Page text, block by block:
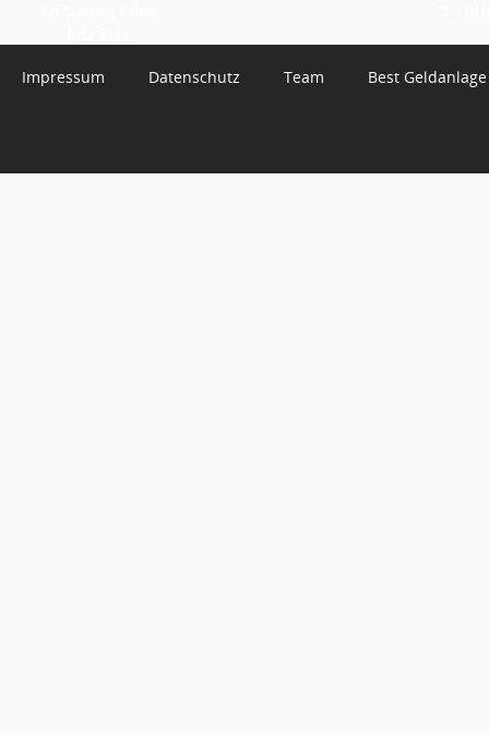
Impressum Datenschutz Team Best Geldanlage